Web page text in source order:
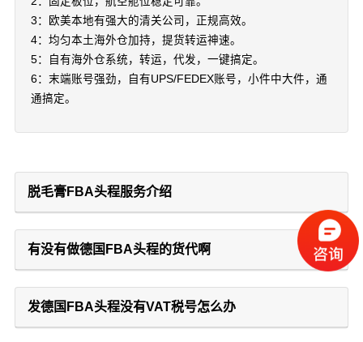
3：欧美本地有强大的清关公司，正规高效。
4：均匀本土海外仓加持，提货转运神速。
5：自有海外仓系统，转运，代发，一键搞定。
6：末端账号强劲，自有UPS/FEDEX账号，小件中大件，通
通搞定。
脱毛膏FBA头程服务介绍
有没有做德国FBA头程的货代啊
发德国FBA头程没有VAT税号怎么办